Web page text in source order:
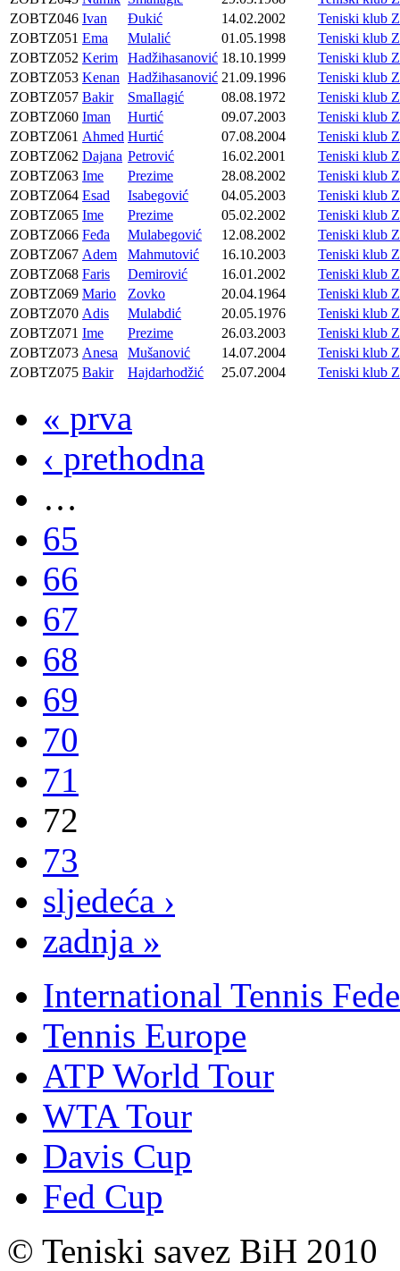
ZOBTZ046 Ivan Đukić 14.02.2002
Teniski klub
ZOBTZ051 Ema Mulalić 01.05.1998
Teniski klub
ZOBTZ052 Kerim Hadžihasanović 18.10.1999
Teniski klub
ZOBTZ053 Kenan Hadžihasanović 21.09.1996
Teniski klub
ZOBTZ057 Bakir SmaIlagić 08.08.1972
Teniski klub
ZOBTZ060 Iman Hurtić 09.07.2003
Teniski klub
ZOBTZ061 Ahmed Hurtić 07.08.2004
Teniski klub
ZOBTZ062 Dajana Petrović 16.02.2001
Teniski klub
ZOBTZ063 Ime Prezime 28.08.2002
Teniski klub
ZOBTZ064 Esad Isabegović 04.05.2003
Teniski klub
ZOBTZ065 Ime Prezime 05.02.2002
Teniski klub
ZOBTZ066 Feđa Mulabegović 12.08.2002
Teniski klub
ZOBTZ067 Adem Mahmutović 16.10.2003
Teniski klub
ZOBTZ068 Faris Demirović 16.01.2002
Teniski klub
ZOBTZ069 Mario Zovko 20.04.1964
Teniski klub
ZOBTZ070 Adis Mulabdić 20.05.1976
Teniski klub
ZOBTZ071 Ime Prezime 26.03.2003
Teniski klub
ZOBTZ073 Anesa Mušanović 14.07.2004
Teniski klub
ZOBTZ075 Bakir Hajdarhodžić 25.07.2004 Teniski klub
« prva
‹ prethodna
…
65
66
67
68
69
70
71
72
73
sljedeća ›
zadnja »
International Tennis
Tennis Europe
ATP World Tour
WTA Tour
Davis Cup
Fed Cup
© Teniski savez BiH 2010